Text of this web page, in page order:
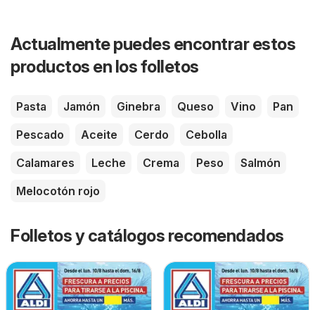
Actualmente puedes encontrar estos
productos en los folletos
Pasta Jamón Ginebra Queso Vino
Pan
Pescado
Aceite Cerdo
Cebolla
Calamares
Leche Crema Peso
Salmón
Melocotón rojo
Folletos y catálogos recomendados